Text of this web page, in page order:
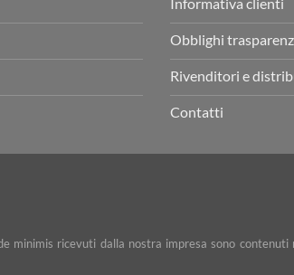
Obblighi
Rivenditori e
Contatti
minimis ricevuti dalla nostra impresa sono